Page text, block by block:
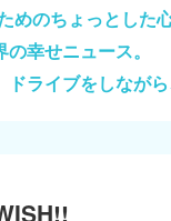
めのちょっとし
幸せニュース。
ライブをしなが